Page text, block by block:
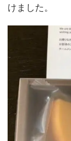
けました。